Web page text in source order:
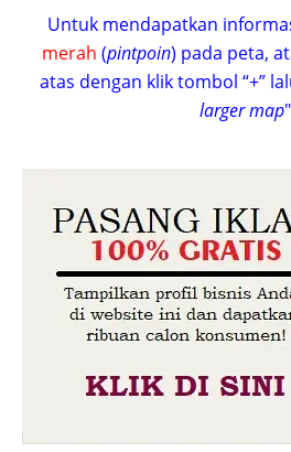
Untuk mendapatkan
merah (pintpoin) pada peta,
atas dengan klik tombol “+”
larger map